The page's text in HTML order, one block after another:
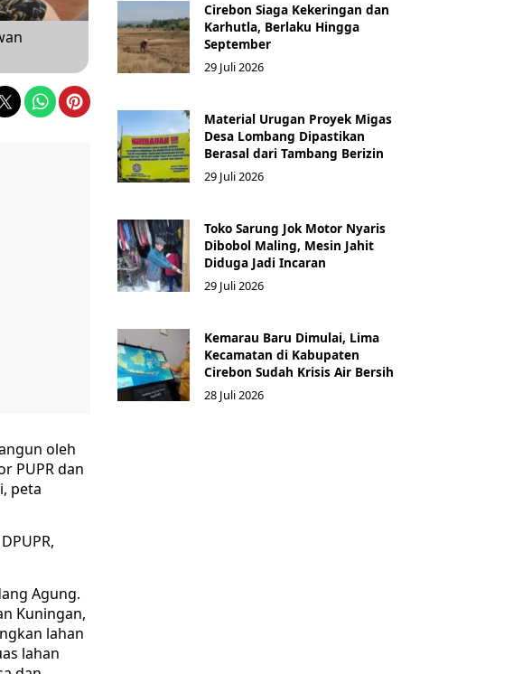
oleh
PUPR dan
peta
Agung.
Kuningan,
lahan
lahan
Cirebon Siaga Kekeringan dan
Karhutla, Berlaku Hingga
September
29 Juli 2026
Material Urugan Proyek Migas
Desa Lombang Dipastikan
Berasal dari Tambang Berizin
29 Juli 2026
Toko Sarung Jok Motor Nyaris
Dibobol Maling, Mesin Jahit
Diduga Jadi Incaran
29 Juli 2026
Kemarau Baru Dimulai, Lima
Kecamatan di Kabupaten
Cirebon Sudah Krisis Air Bersih
28 Juli 2026